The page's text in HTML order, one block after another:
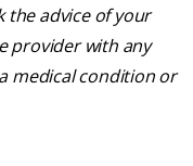
the advice of your
provider with any
medical condition or